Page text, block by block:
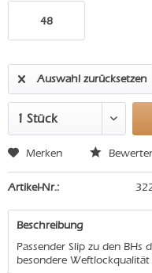
48
Auswahl zurücksetzen
Merken
Artikel-Nr.:
Beschreibung
Passender Slip zu den BHs
besondere Weftlockqualität